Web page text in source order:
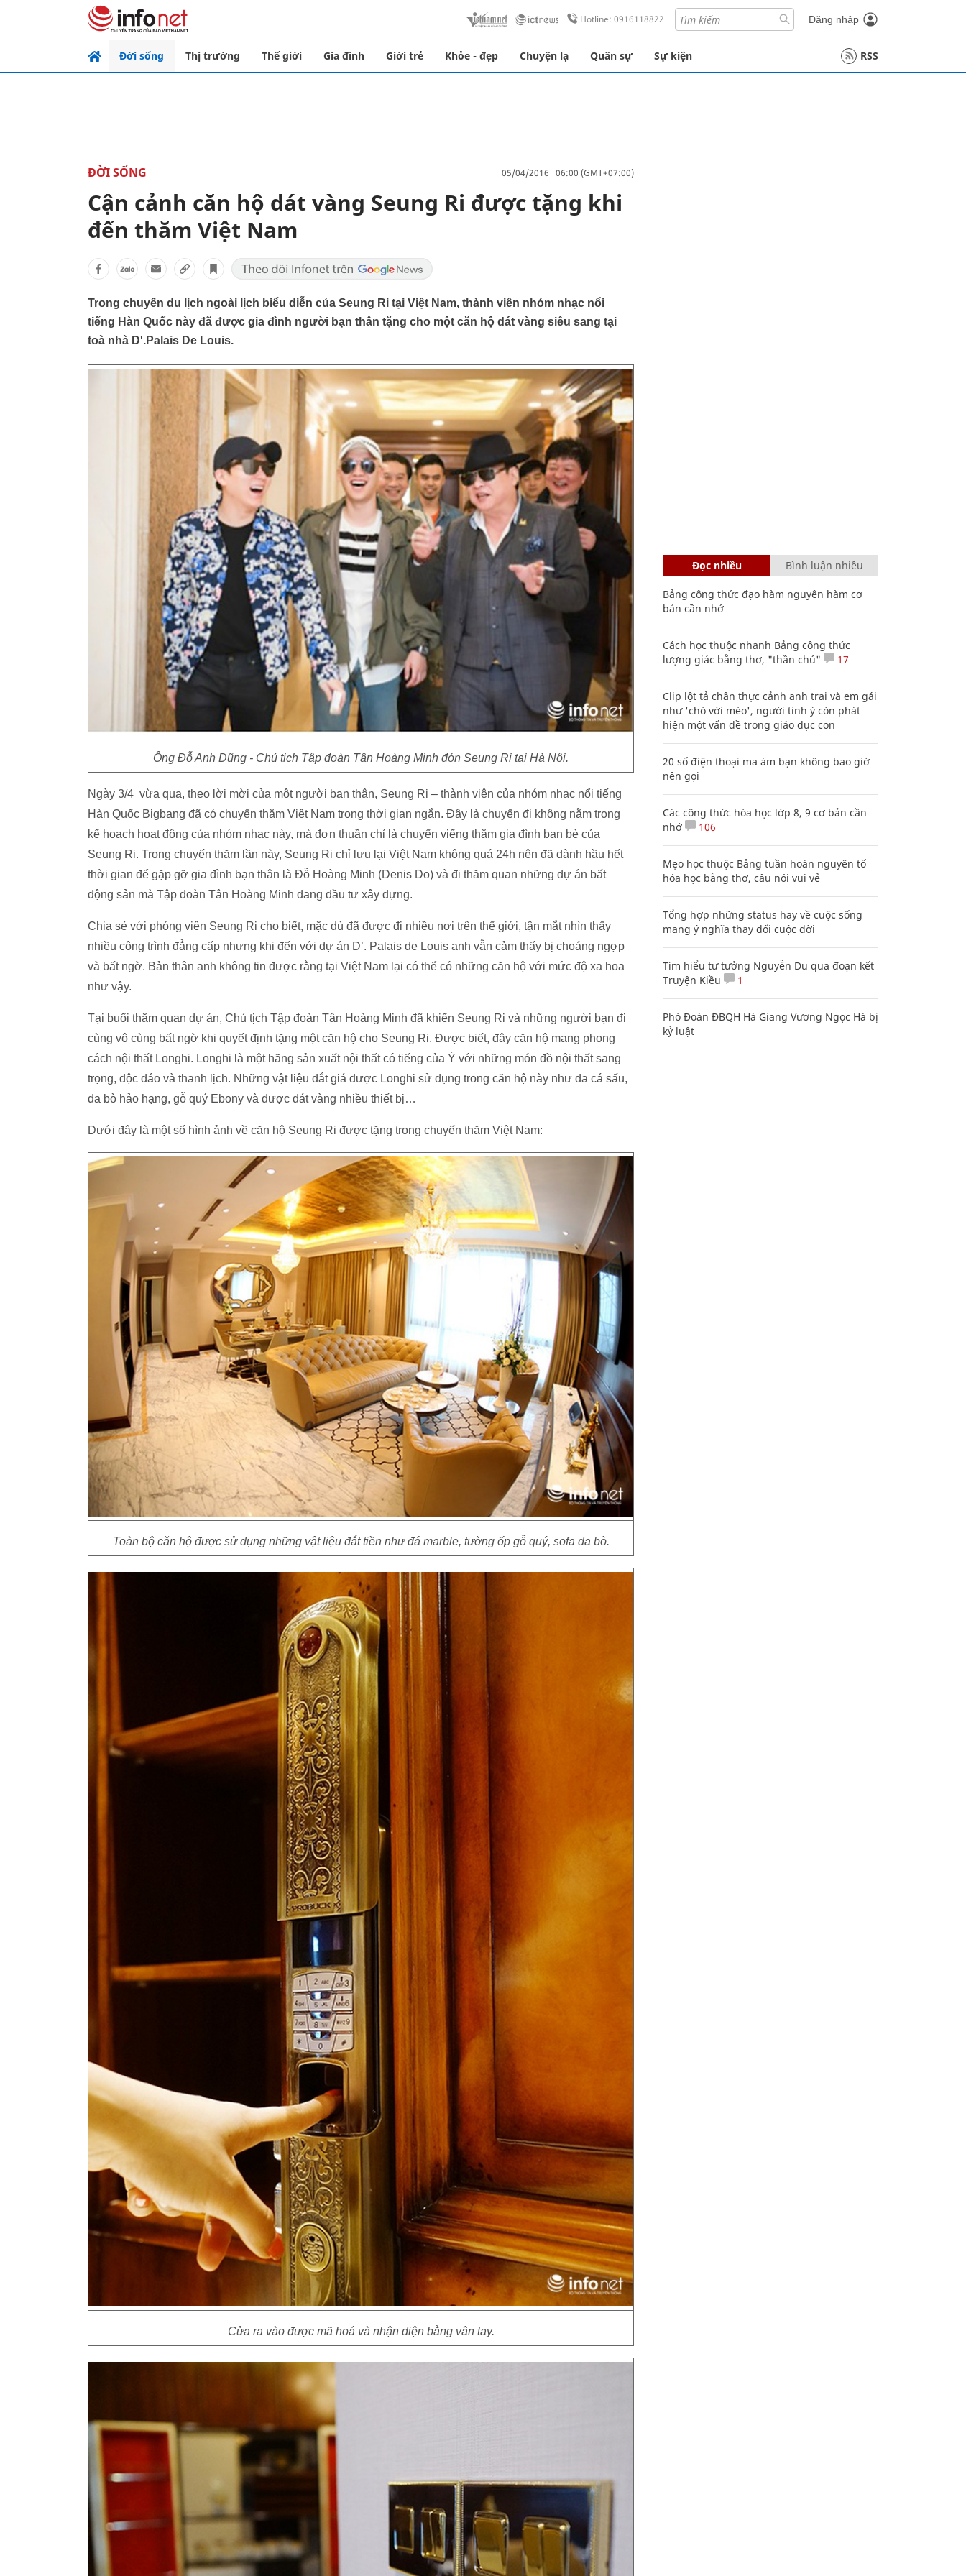
Hotline: 0916118822 Đăng nhập
Đời sống Thị trường Thế giới Gia đình Giới trẻ Khỏe - đẹp Chuyện lạ Quân sự Sự kiện RSS
ĐỜI SỐNG 05/04/2016 06:00 (GMT+07:00)
Cận cảnh căn hộ dát vàng Seung Ri được tặng khi
đến thăm Việt Nam
Trong chuyến du lịch ngoài lịch biểu diễn của Seung Ri tại Việt Nam, thành viên nhóm nhạc nổi
tiếng Hàn Quốc này đã được gia đình người bạn thân tặng cho một căn hộ dát vàng siêu sang tại
toà nhà D'.Palais De Louis.
Ông Đỗ Anh Dũng - Chủ tịch Tập đoàn Tân Hoàng Minh đón Seung Ri tại Hà Nội.
Ngày 3/4 vừa qua, theo lời mời của một người bạn thân, Seung Ri – thành viên của nhóm nhạc nổi tiếng
Hàn Quốc Bigbang đã có chuyến thăm Việt Nam trong thời gian ngắn. Đây là chuyến đi không nằm trong
kế hoạch hoạt động của nhóm nhạc này, mà đơn thuần chỉ là chuyến viếng thăm gia đình bạn bè của
Seung Ri. Trong chuyến thăm lần này, Seung Ri chỉ lưu lại Việt Nam không quá 24h nên đã dành hầu hết
thời gian để gặp gỡ gia đình bạn thân là Đỗ Hoàng Minh (Denis Do) và đi thăm quan những dự án bất
động sản mà Tập đoàn Tân Hoàng Minh đang đầu tư xây dựng.
Chia sẻ với phóng viên Seung Ri cho biết, mặc dù đã được đi nhiều nơi trên thế giới, tận mắt nhìn thấy
nhiều công trình đẳng cấp nhưng khi đến với dự án D’. Palais de Louis anh vẫn cảm thấy bị choáng ngợp
và bất ngờ. Bản thân anh không tin được rằng tại Việt Nam lại có thể có những căn hộ với mức độ xa hoa
như vậy.
Tại buổi thăm quan dự án, Chủ tịch Tập đoàn Tân Hoàng Minh đã khiến Seung Ri và những người bạn đi
cùng vô cùng bất ngờ khi quyết định tặng một căn hộ cho Seung Ri. Được biết, đây căn hộ mang phong
cách nội thất Longhi. Longhi là một hãng sản xuất nội thất có tiếng của Ý với những món đồ nội thất sang
trọng, độc đáo và thanh lịch. Những vật liệu đắt giá được Longhi sử dụng trong căn hộ này như da cá sấu,
da bò hảo hạng, gỗ quý Ebony và được dát vàng nhiều thiết bị…
Dưới đây là một số hình ảnh về căn hộ Seung Ri được tặng trong chuyến thăm Việt Nam:
Toàn bộ căn hộ được sử dụng những vật liệu đắt tiền như đá marble, tường ốp gỗ quý, sofa da bò.
Cửa ra vào được mã hoá và nhận diện bằng vân tay.
Đọc nhiều Bình luận nhiều
Bảng công thức đạo hàm nguyên hàm cơ
bản cần nhớ
Cách học thuộc nhanh Bảng công thức
lượng giác bằng thơ, "thần chú"
17
Clip lột tả chân thực cảnh anh trai và em gái
như 'chó với mèo', người tinh ý còn phát
hiện một vấn đề trong giáo dục con
20 số điện thoại ma ám bạn không bao giờ
nên gọi
Các công thức hóa học lớp 8, 9 cơ bản cần
nhớ
106
Mẹo học thuộc Bảng tuần hoàn nguyên tố
hóa học bằng thơ, câu nói vui vẻ
Tổng hợp những status hay về cuộc sống
mang ý nghĩa thay đổi cuộc đời
Tìm hiểu tư tưởng Nguyễn Du qua đoạn kết
Truyện Kiều
1
Phó Đoàn ĐBQH Hà Giang Vương Ngọc Hà bị
kỷ luật